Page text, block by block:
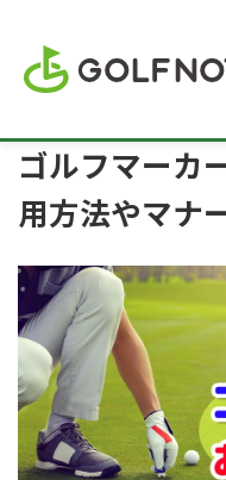
ゴルフマーカ
用方法やマナ